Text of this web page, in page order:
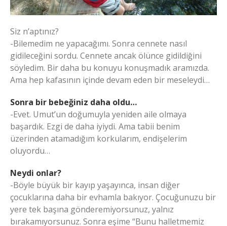
Siz n’aptınız?
-Bilemedim ne yapacağımı. Sonra cennete nasıl
gidileceğini sordu. Cennete ancak ölünce gidildiğini
söyledim. Bir daha bu konuyu konuşmadık aramızda.
Ama hep kafasının içinde devam eden bir meseleydi…
Sonra bir bebeğiniz daha oldu…
-Evet. Umut’un doğumuyla yeniden aile olmaya
başardık. Ezgi de daha iyiydi. Ama tabii benim
üzerinden atamadığım korkularım, endişelerim
oluyordu…
Neydi onlar?
-Böyle büyük bir kayıp yaşayınca, insan diğer
çocuklarına daha bir evhamla bakıyor. Çocuğunuzu bir
yere tek başına gönderemiyorsunuz, yalnız
bırakamıyorsunuz. Sonra eşime “Bunu halletmemiz